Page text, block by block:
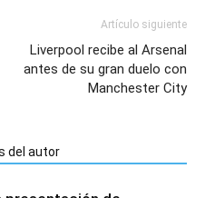
Artículo siguiente
Liverpool recibe al Arsenal
antes de su gran duelo con
Manchester City
del autor